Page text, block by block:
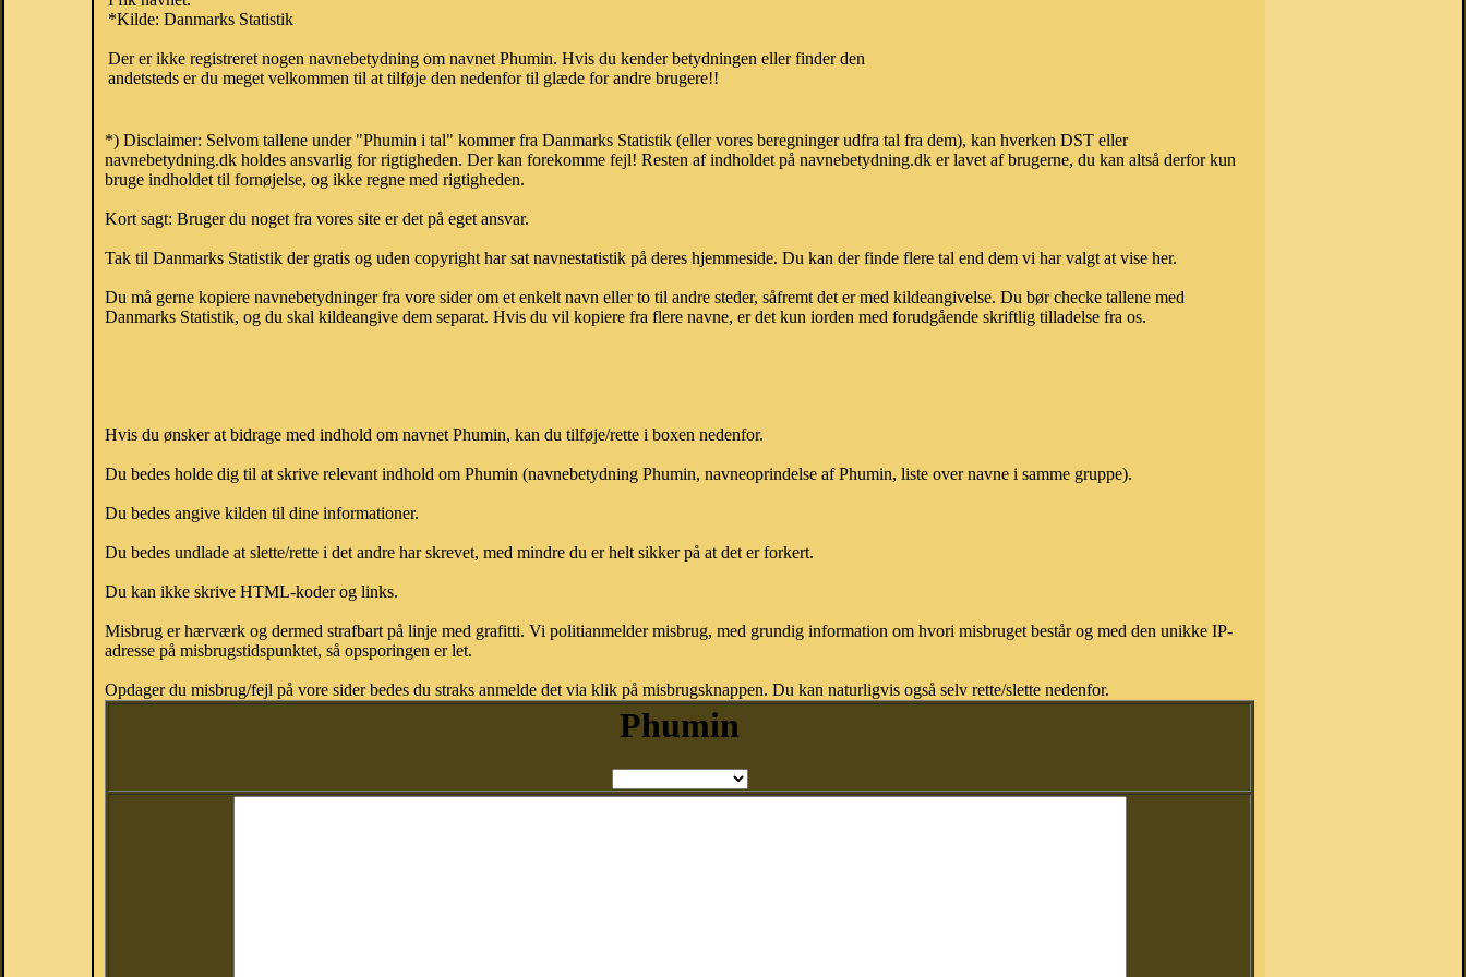
*Kilde: Danmarks Statistik
Der er ikke registreret nogen navnebetydning om navnet Phumin. Hvis du kender betydningen eller finder den
andetsteds er du meget velkommen til at tilføje den nedenfor til glæde for andre brugere!!
*) Disclaimer: Selvom tallene under "Phumin i tal" kommer fra Danmarks Statistik (eller vores beregninger udfra tal fra dem), kan hverken DST eller
navnebetydning.dk holdes ansvarlig for rigtigheden. Der kan forekomme fejl! Resten af indholdet på navnebetydning.dk er lavet af brugerne, du kan altså derfor kun
bruge indholdet til fornøjelse, og ikke regne med rigtigheden.
Kort sagt: Bruger du noget fra vores site er det på eget ansvar.
Tak til Danmarks Statistik der gratis og uden copyright har sat navnestatistik på deres hjemmeside. Du kan der finde flere tal end dem vi har valgt at vise her.
Du må gerne kopiere navnebetydninger fra vore sider om et enkelt navn eller to til andre steder, såfremt det er med kildeangivelse. Du bør checke tallene med
Danmarks Statistik, og du skal kildeangive dem separat. Hvis du vil kopiere fra flere navne, er det kun iorden med forudgående skriftlig tilladelse fra os.
Hvis du ønsker at bidrage med indhold om navnet Phumin, kan du tilføje/rette i boxen nedenfor.
Du bedes holde dig til at skrive relevant indhold om Phumin (navnebetydning Phumin, navneoprindelse af Phumin, liste over navne i samme gruppe).
Du bedes angive kilden til dine informationer.
Du bedes undlade at slette/rette i det andre har skrevet, med mindre du er helt sikker på at det er forkert.
Du kan ikke skrive HTML-koder og links.
Misbrug er hærværk og dermed strafbart på linje med grafitti. Vi politianmelder misbrug, med grundig information om hvori misbruget består og med den unikke IP-
adresse på misbrugstidspunktet, så opsporingen er let.
Opdager du misbrug/fejl på vore sider bedes du straks anmelde det via klik på misbrugsknappen. Du kan naturligvis også selv rette/slette nedenfor.
Phumin